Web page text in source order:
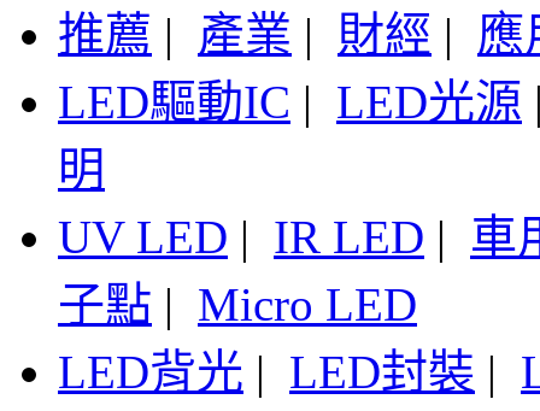
推薦 | 產業 | 財經 | 應
LED驅動IC | LED光源
明
UV LED | IR LED | 車
子點 | Micro LED
LED背光 | LED封裝 |